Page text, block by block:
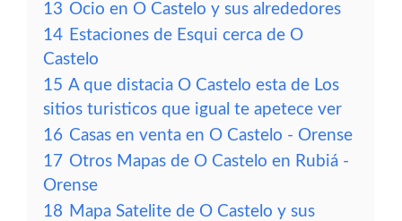
13 Ocio en O Castelo y sus alrededores
14 Estaciones de Esqui cerca de O
Castelo
15 A que distacia O Castelo esta de Los
sitios turisticos que igual te apetece ver
16 Casas en venta en O Castelo - Orense
17 Otros Mapas de O Castelo en Rubiá -
Orense
18 Mapa Satelite de O Castelo y sus